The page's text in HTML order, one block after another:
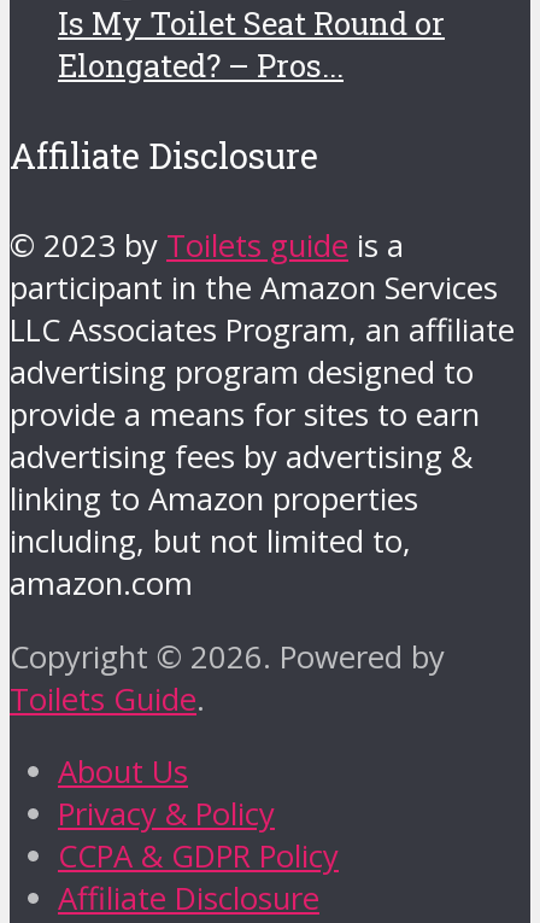
Is My Toilet Seat Round or
Elongated? – Pros...
Affiliate Disclosure
© 2023 by Toilets guide is a
participant in the Amazon Services
LLC Associates Program, an affiliate
advertising program designed to
provide a means for sites to earn
advertising fees by advertising &
linking to Amazon properties
including, but not limited to,
amazon.com
Copyright © 2026. Powered by
Toilets Guide.
About Us
Privacy & Policy
CCPA & GDPR Policy
Affiliate Disclosure